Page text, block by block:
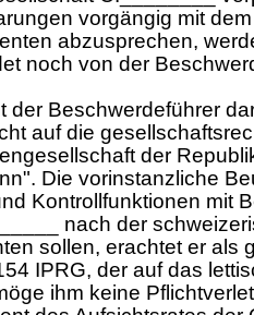
vorgängig mit dem
abzusprechen,
noch von der
der Beschwerdeführer
auf die
der
Die vorinstanzliche
Kontrollfunktionen mit
nach der
sollen, erachtet er als
IPRG, der auf das
ihm keine